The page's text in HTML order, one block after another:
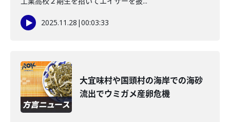
2025.11.28 |00:03:33
大宜味村や国頭村の海岸での海砂
流出でウミガメ産卵危機